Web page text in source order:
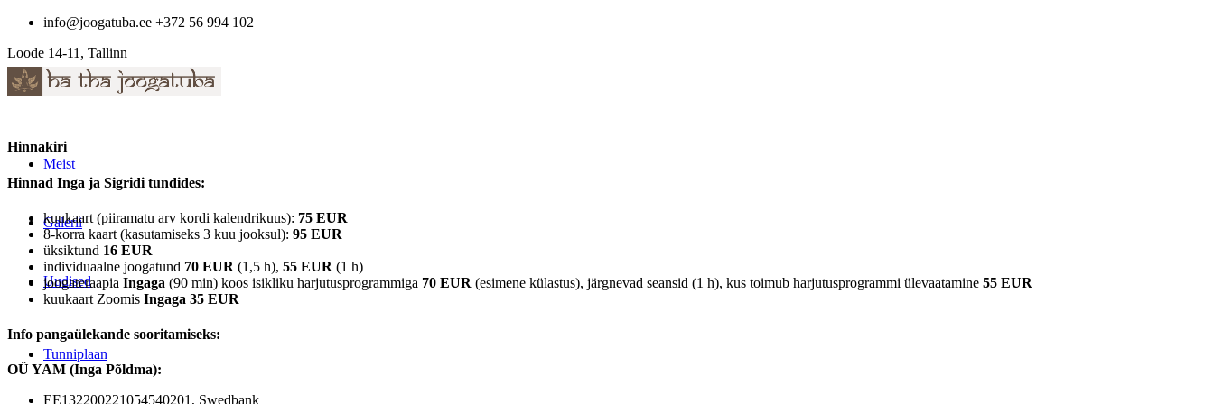
info@joogatuba.ee +372 56 994 102
Loode 14-11, Tallinn
Meist
Galerii
Uudised
Tunniplaan
Hinnakiri
Hinnad Inga ja Sigridi tundides:
kuukaart (piiramatu arv kordi kalendrikuus): 75 EUR
8-korra kaart (kasutamiseks 3 kuu jooksul): 95 EUR
üksiktund 16 EUR
individuaalne joogatund 70 EUR (1,5 h), 55 EUR (1 h)
joogateraapia Ingaga (90 min) koos isikliku harjutusprogrammiga 70 EUR (esimene külastus), järgnevad seansid (1 h), kus toimub harjutusprogrammi ülevaatamine 55 EUR
kuukaart Zoomis Ingaga 35 EUR
Info pangaülekande sooritamiseks:
OÜ YAM (Inga Põldma):
EE132200221054540201, Swedbank